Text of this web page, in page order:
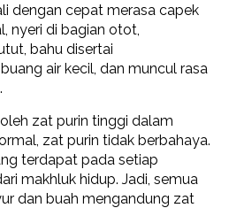
dengan cepat merasa capek
nyeri di bagian otot,
bahu disertai
air kecil, dan muncul rasa
zat purin tinggi dalam
zat purin tidak berbahaya.
terdapat pada setiap
makhluk hidup. Jadi, semua
dan buah mengandung zat